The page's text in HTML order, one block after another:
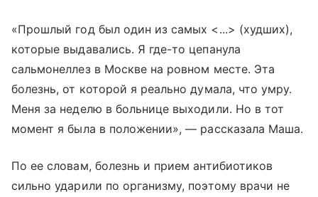
«Прошлый год был один из самых <...> (худших),
которые выдавались. Я где-то цепанула
сальмонеллез в Москве на ровном месте. Эта
болезнь, от которой я реально думала, что умру.
Меня за неделю в больнице выходили. Но в тот
момент я была в положении», — рассказала Маша.
По ее словам, болезнь и прием антибиотиков
сильно ударили по организму, поэтому врачи не